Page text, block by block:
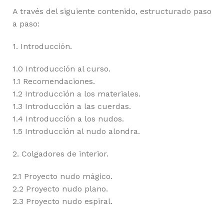
A través del siguiente contenido, estructurado paso
a paso:
1. Introducción.
1.0 Introducción al curso.
1.1 Recomendaciones.
1.2 Introducción a los materiales.
1.3 Introducción a las cuerdas.
1.4 Introducción a los nudos.
1.5 Introducción al nudo alondra.
2. Colgadores de interior.
2.1 Proyecto nudo mágico.
2.2 Proyecto nudo plano.
2.3 Proyecto nudo espiral.